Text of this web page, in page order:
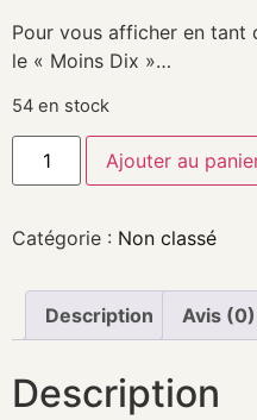
Pour vous afficher en tant
le « Moins Dix »…
54 en stock
Ajouter au
Catégorie : Non classé
Description Avis (0)
Description